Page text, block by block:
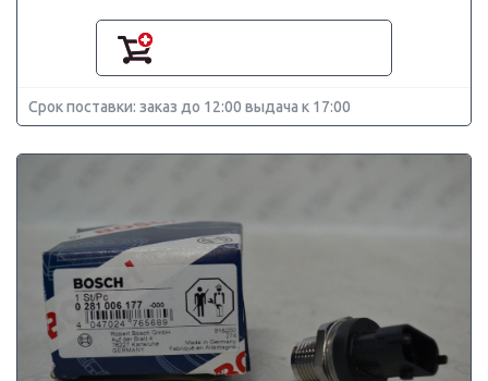
Срок поставки: заказ до 12:00 выдача к 17:00